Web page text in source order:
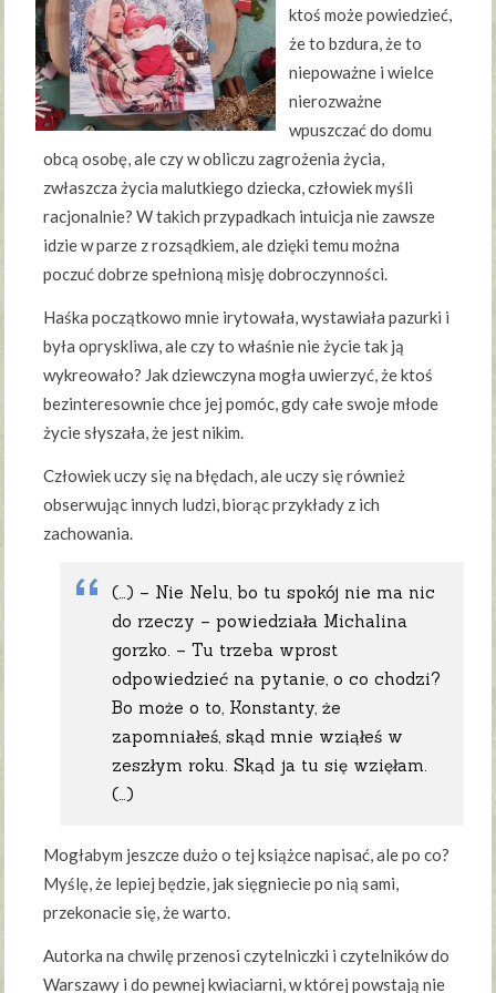
ktoś może powiedzieć,
że to bzdura, że to
niepoważne i wielce
nierozważne
wpuszczać do domu
obcą osobę, ale czy w obliczu zagrożenia życia,
zwłaszcza życia malutkiego dziecka, człowiek myśli
racjonalnie? W takich przypadkach intuicja nie zawsze
idzie w parze z rozsądkiem, ale dzięki temu można
poczuć dobrze spełnioną misję dobroczynności.
Haśka początkowo mnie irytowała, wystawiała pazurki i
była opryskliwa, ale czy to właśnie nie życie tak ją
wykreowało? Jak dziewczyna mogła uwierzyć, że ktoś
bezinteresownie chce jej pomóc, gdy całe swoje młode
życie słyszała, że jest nikim.
Człowiek uczy się na błędach, ale uczy się również
obserwując innych ludzi, biorąc przykłady z ich
zachowania.
(…) – Nie Nelu, bo tu spokój nie ma nic
do rzeczy – powiedziała Michalina
gorzko. – Tu trzeba wprost
odpowiedzieć na pytanie, o co chodzi?
Bo może o to, Konstanty, że
zapomniałeś, skąd mnie wziąłeś w
zeszłym roku. Skąd ja tu się wzięłam.
(…)
Mogłabym jeszcze dużo o tej książce napisać, ale po co?
Myślę, że lepiej będzie, jak sięgniecie po nią sami,
przekonacie się, że warto.
Autorka na chwilę przenosi czytelniczki i czytelników do
Warszawy i do pewnej kwiaciarni, w której powstają nie